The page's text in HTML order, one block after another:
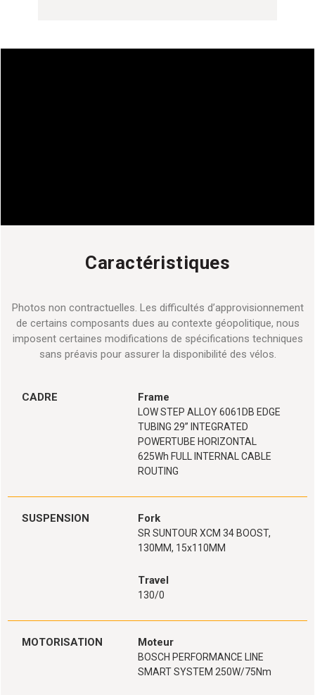
Caractéristiques
Photos non contractuelles. Les difficultés d’approvisionnement
de certains composants dues au contexte géopolitique, nous
imposent certaines modifications de spécifications techniques
sans préavis pour assurer la disponibilité des vélos.
CADRE Frame
LOW STEP ALLOY 6061DB EDGE
TUBING 29” INTEGRATED
POWERTUBE HORIZONTAL
625Wh FULL INTERNAL CABLE
ROUTING
SUSPENSION Fork
SR SUNTOUR XCM 34 BOOST,
130MM, 15x110MM
Travel
130/0
MOTORISATION Moteur
BOSCH PERFORMANCE LINE
SMART SYSTEM 250W/75Nm